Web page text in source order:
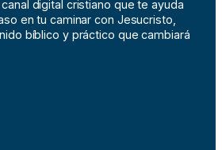
digital cristiano que te ayuda
en tu caminar con Jesucristo,
bíblico y práctico que cambiará